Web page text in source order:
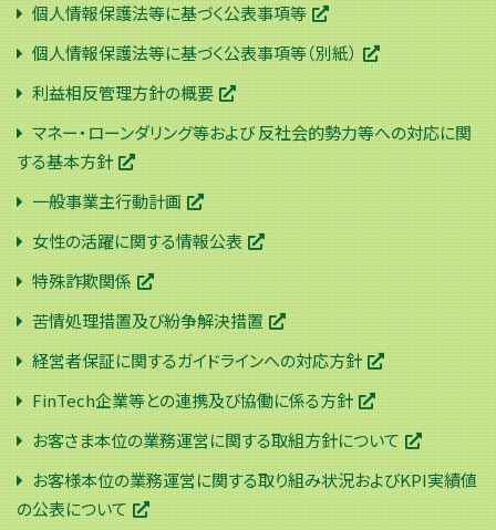
個人情報保護法等に基づく公表事項等
個人情報保護法等に基づく公表事項等（別紙）
利益相反管理方針の概要
マネー・ローンダリング等および 反社会的勢力等への対応に関
する基本方針
一般事業主行動計画
女性の活躍に関する情報公表
特殊詐欺関係
苦情処理措置及び紛争解決措置
経営者保証に関するガイドラインへの対応方針
FinTech企業等との連携及び協働に係る方針
お客さま本位の業務運営に関する取組方針について
お客様本位の業務運営に関する取り組み状況およびKPI実績値
の公表について